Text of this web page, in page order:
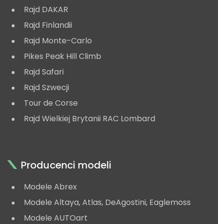
Rajd DAKAR
Rajd Finlandii
Rajd Monte-Carlo
Pikes Peak Hill Climb
Rajd Safari
Rajd Szwecji
Tour de Corse
Rajd Wielkiej Brytanii RAC Lombard
Producenci modeli
Modele Abrex
Modele Altaya, Atlas, DeAgostini, Eaglemoss
Modele AUTOart